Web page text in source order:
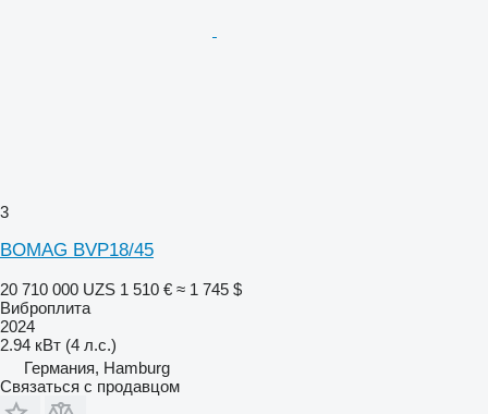
3
BOMAG BVP18/45
20 710 000 UZS 1 510 € ≈ 1 745 $
Виброплита
2024
2.94 кВт (4 л.с.)
Германия, Hamburg
Связаться с продавцом